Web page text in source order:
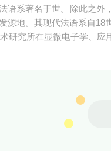
语系著名于世。除此之
源地。其现代法语系自
研究所在显微电子学、